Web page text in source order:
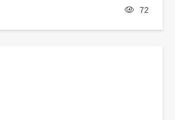
72